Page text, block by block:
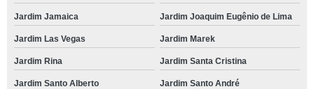
Jardim Jamaica Jardim Joaquim Eugênio de Lima
Jardim Las Vegas Jardim Marek
Jardim Rina Jardim Santa Cristina
Jardim Santo Alberto Jardim Santo André